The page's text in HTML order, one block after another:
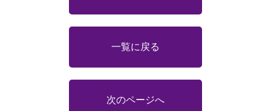
一覧に戻る
次のページへ